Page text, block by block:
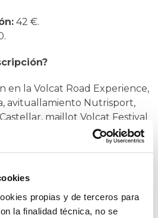
propias y de terceros para
la finalidad técnica, no se
42 €.
en la Volcat Road Experience,
avituallamiento Nutrisport,
maillot Volcat Festival
vehículo de apoyo.
2 grupos de ritmo en las
en la cima.
con bicicletas eléctricas.